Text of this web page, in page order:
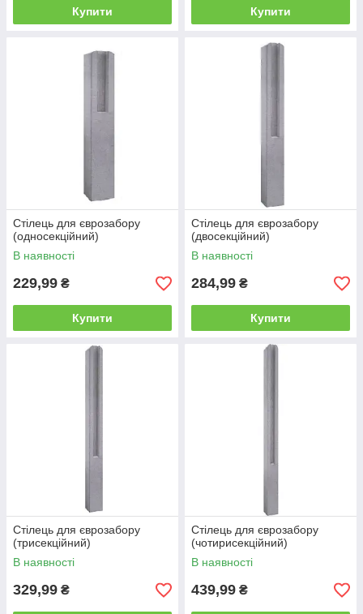
Купити Купити
Стілець для єврозабору
(односекційний)
В наявності
229,99 ₴
Купити
Стілець для єврозабору
(двосекційний)
В наявності
284,99 ₴
Купити
Стілець для єврозабору
(трисекційний)
В наявності
329,99 ₴
Стілець для єврозабору
(чотирисекційний)
В наявності
439,99 ₴